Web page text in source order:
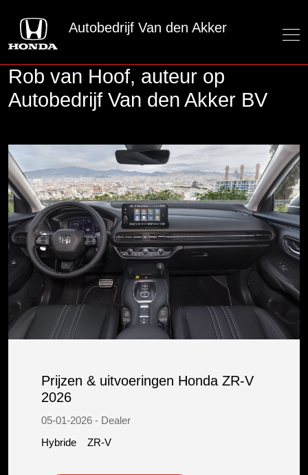
Autobedrijf Van den Akker
Rob van Hoof, auteur op
Autobedrijf Van den Akker BV
Prijzen & uitvoeringen Honda ZR-V
2026
05-01-2026 - Dealer
Hybride
ZR-V